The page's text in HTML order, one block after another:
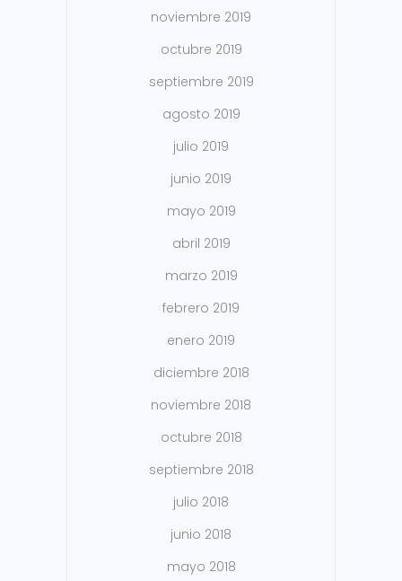
noviembre 2019
octubre 2019
septiembre 2019
agosto 2019
julio 2019
junio 2019
mayo 2019
abril 2019
marzo 2019
febrero 2019
enero 2019
diciembre 2018
noviembre 2018
octubre 2018
septiembre 2018
julio 2018
junio 2018
mayo 2018